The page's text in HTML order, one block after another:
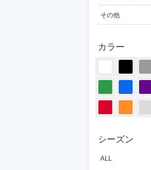
その他
カラー
シーズン
ALL